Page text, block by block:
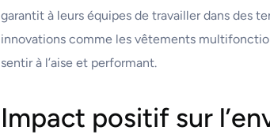
garantit à leurs équipes de travailler dans des
innovations comme les vêtements
sentir à l’aise et performant.
Impact positif sur